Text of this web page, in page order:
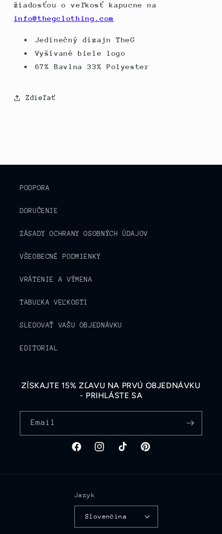
žiadosťou o veľkosť kapucne na
info@thegclothing.com
Jedinečný dizajn TheG
Vyšívané biele logo
67% Bavlna 33% Polyester
Zdieľať
PODPORA
DORUČENIE
ZÁSADY OCHRANY OSOBNÝCH ÚDAJOV
VŠEOBECNÉ PODMIENKY
VRÁTENIE A VÝMENA
TABUĽKA VEĽKOSTI
SLEDOVAŤ VAŠU OBJEDNÁVKU
EDITORIAL
ZÍSKAJTE 15% ZĽAVU NA PRVÚ OBJEDNÁVKU
- PRIHLÁSTE SA
Email
FacebookInstagramTikTokPinterest
Jazyk
Slovenčina